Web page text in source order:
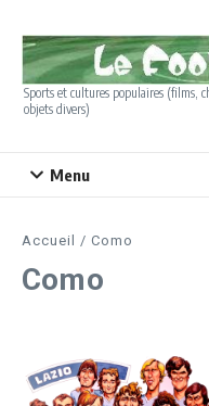
Sports et cultures populaires (films,
objets divers)
Menu
Accueil / Como
Como